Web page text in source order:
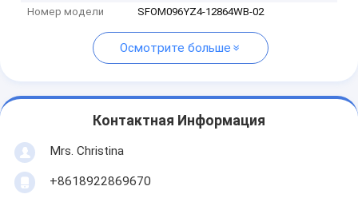
Номер модели SFOM096YZ4-12864WB-02
Осмотрите больше
Контактная Информация
Mrs. Christina
+8618922869670